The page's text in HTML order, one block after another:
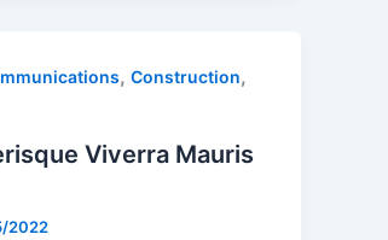
,Construction,
Viverra Mauris
2022